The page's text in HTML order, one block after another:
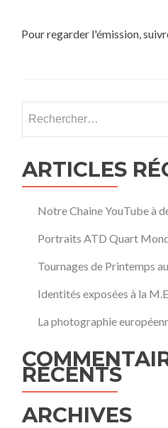
Pour regarder l'émission,
ARTICLES
Notre Chaine YouTube à
Portraits ATD Quart
Tournages de Printemps
Identités exposées à la
La photographie
RÉCENTS
ARCHIVES